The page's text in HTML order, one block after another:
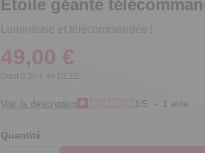
Etoile géante
Lumineuse et télécommandée !
49,00 €
Dont 0,30 € de DEEE
Voir la description 1 /5 - 1 avis
Quantité